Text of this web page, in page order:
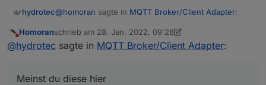
hydrotec@homoran sagte in MQTT Broker/Client Adapter:
Ich suche schon die ganze Zeit meine alte Doku
https://www.iobroker.net/docu/index-378.htm?
Nicht stören
Homoranschrieb am 28. Jan. 2022, 09:28
zuletzt editiert von Homoran
@hydrotec sagte in MQTT Broker/Client Adapter:
Meinst du diese hier